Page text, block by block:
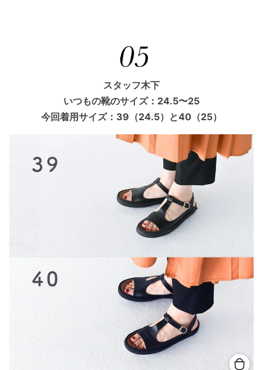
スタッフ木下
いつもの靴のサイズ：24.5〜25
今回着用サイズ：39（24.5）と40（25）